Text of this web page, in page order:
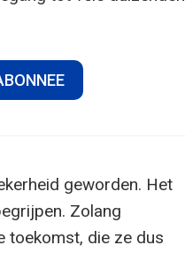
geworden. Het
Zolang
toekomst, die ze dus